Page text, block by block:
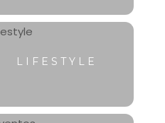
LIFESTYLE